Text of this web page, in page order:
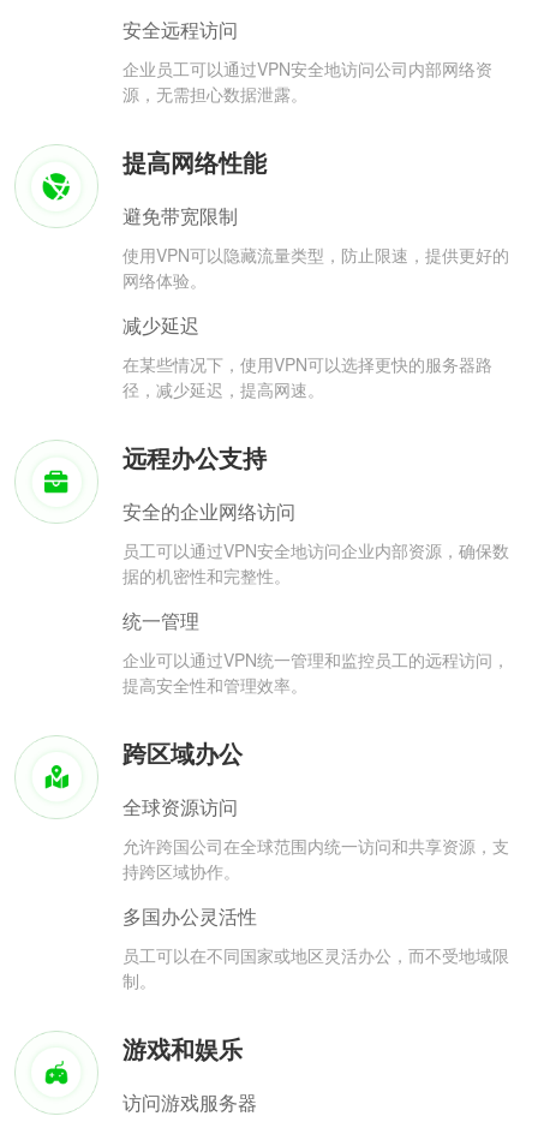
安全远程访问
企业员工可以通过VPN安全地访问公司内部网络资
源，无需担心数据泄露。
提高网络性能
避免带宽限制
使用VPN可以隐藏流量类型，防止限速，提供更好的
网络体验。
减少延迟
在某些情况下，使用VPN可以选择更快的服务器路
径，减少延迟，提高网速。
远程办公支持
安全的企业网络访问
员工可以通过VPN安全地访问企业内部资源，确保数
据的机密性和完整性。
统一管理
企业可以通过VPN统一管理和监控员工的远程访问，
提高安全性和管理效率。
跨区域办公
全球资源访问
允许跨国公司在全球范围内统一访问和共享资源，支
持跨区域协作。
多国办公灵活性
员工可以在不同国家或地区灵活办公，而不受地域限
制。
游戏和娱乐
访问游戏服务器